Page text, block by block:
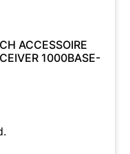
ACCESSOIRE
1000BASE-